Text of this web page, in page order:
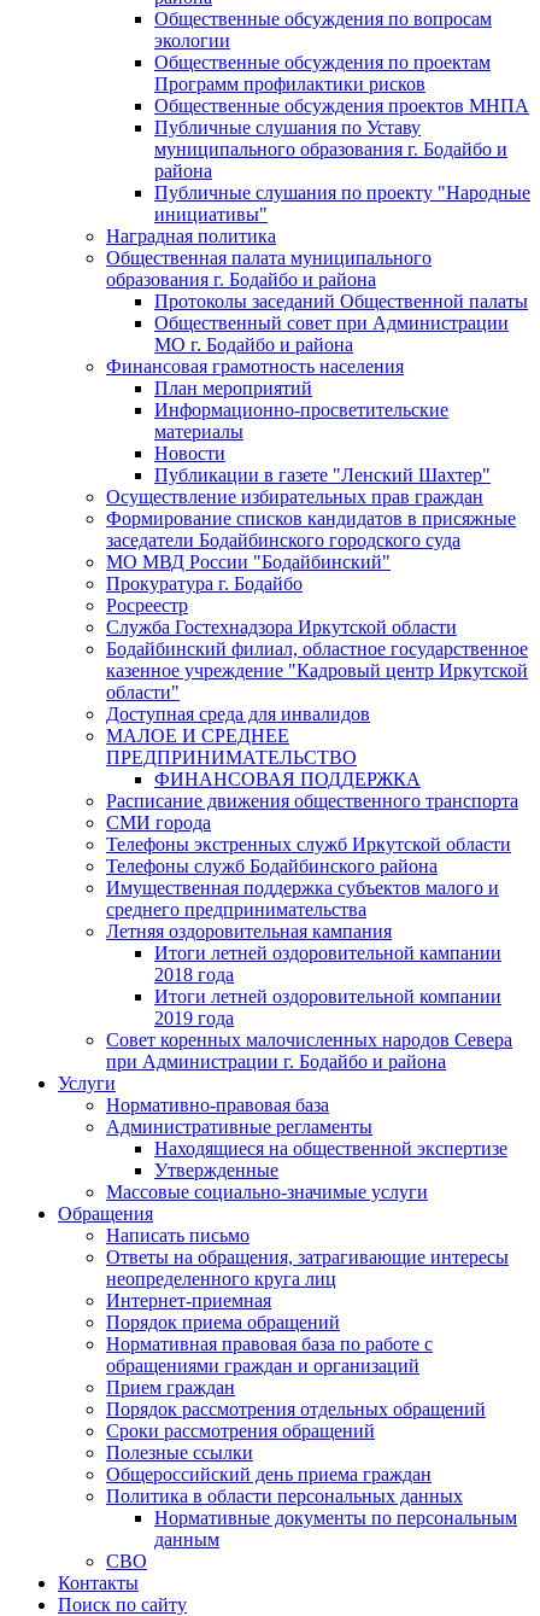
Общественные обсуждения по вопросам
экологии
Общественные обсуждения по проектам
Программ профилактики рисков
Общественные обсуждения проектов МНПА
Публичные слушания по Уставу
муниципального образования г. Бодайбо и
района
Публичные слушания по проекту "Народные
инициативы"
Наградная политика
Общественная палата муниципального
образования г. Бодайбо и района
Протоколы заседаний Общественной палаты
Общественный совет при Администрации
МО г. Бодайбо и района
Финансовая грамотность населения
План мероприятий
Информационно-просветительские
материалы
Новости
Публикации в газете "Ленский Шахтер"
Осуществление избирательных прав граждан
Формирование списков кандидатов в присяжные
заседатели Бодайбинского городского суда
МО МВД России "Бодайбинский"
Прокуратура г. Бодайбо
Росреестр
Служба Гостехнадзора Иркутской области
Бодайбинский филиал, областное государственное
казенное учреждение "Кадровый центр Иркутской
области"
Доступная среда для инвалидов
МАЛОЕ И СРЕДНЕЕ
ПРЕДПРИНИМАТЕЛЬСТВО
ФИНАНСОВАЯ ПОДДЕРЖКА
Расписание движения общественного транспорта
СМИ города
Телефоны экстренных служб Иркутской области
Телефоны служб Бодайбинского района
Имущественная поддержка субъектов малого и
среднего предпринимательства
Летняя оздоровительная кампания
Итоги летней оздоровительной кампании
2018 года
Итоги летней оздоровительной компании
2019 года
Совет коренных малочисленных народов Севера
при Администрации г. Бодайбо и района
Услуги
Нормативно-правовая база
Административные регламенты
Находящиеся на общественной экспертизе
Утвержденные
Массовые социально-значимые услуги
Обращения
Написать письмо
Ответы на обращения, затрагивающие интересы
неопределенного круга лиц
Интернет-приемная
Порядок приема обращений
Нормативная правовая база по работе с
обращениями граждан и организаций
Прием граждан
Порядок рассмотрения отдельных обращений
Сроки рассмотрения обращений
Полезные ссылки
Общероссийский день приема граждан
Политика в области персональных данных
Нормативные документы по персональным
данным
СВО
Контакты
Поиск по сайту